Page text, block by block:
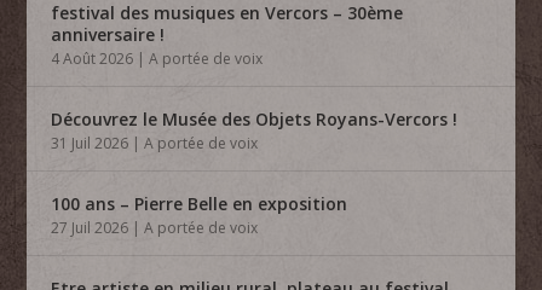
festival des musiques en Vercors – 30ème
anniversaire !
4 Août 2026 |A portée de voix
Découvrez le Musée des Objets Royans-Vercors !
31 Juil 2026 |A portée de voix
100 ans – Pierre Belle en exposition
27 Juil 2026 |A portée de voix